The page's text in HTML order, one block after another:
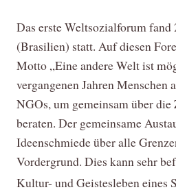
Das erste Weltsozialforum
(Brasilien) statt. Auf diesen
Motto „Eine andere Welt ist
vergangenen Jahren Menschen
NGOs, um gemeinsam über
beraten. Der gemeinsame
Ideenschmiede über alle
Vordergrund. Dies kann sehr
Kultur- und Geistesleben eines